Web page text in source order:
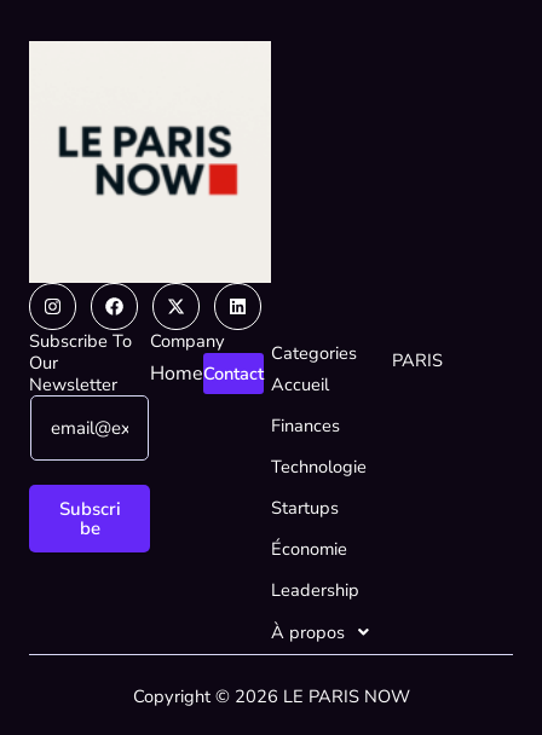
InstagramFacebook
X-
twitter
Linkedin
Subscribe To
Our
Newsletter
E
a
*
E
a
Subscri
be
Company
HomeContact
Categories
Accueil
Finances
Technologie
Startups
Économie
Leadership
À propos
PARIS
Copyright © 2026 LE PARIS NOW